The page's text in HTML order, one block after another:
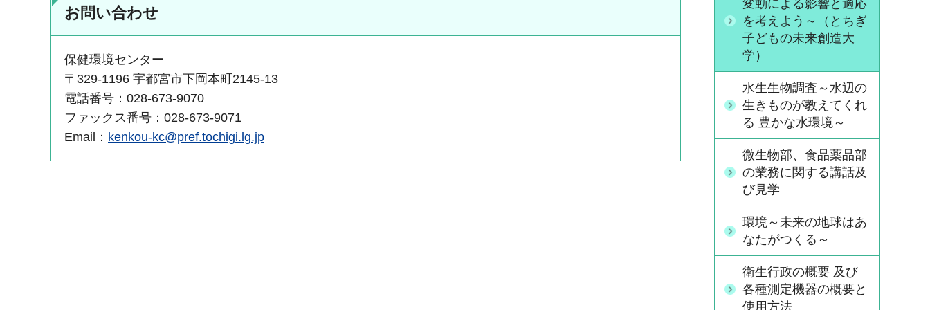
お問い合わせ
保健環境センター
〒329-1196 宇都宮市下岡本町2145-13
電話番号：028-673-9070
ファックス番号：028-673-9071
Email： kenkou-kc@pref.tochigi.lg.jp
変動による影響と適応
を考えよう～（とちぎ
子どもの未来創造大
学）
水生生物調査～水辺の
生きものが教えてくれ
る 豊かな水環境～
微生物部、食品薬品部
の業務に関する講話及
び見学
環境～未来の地球はあ
なたがつくる～
衛生行政の概要 及び
各種測定機器の概要と
使用方法